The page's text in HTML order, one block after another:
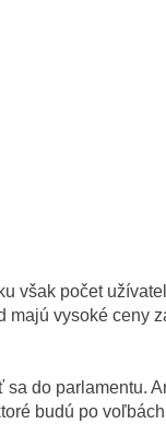
však počet
vysoké ceny
do parlamentu.
budú po